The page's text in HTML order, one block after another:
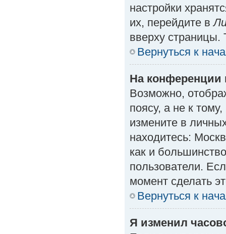
настройки
их, перейдите в
вверху страницы.
Вернуться к
На конференции
Возможно,
поясу, а не к
измените в
находитесь:
как и
пользователи.
момент сделать
Вернуться к
Я изменил